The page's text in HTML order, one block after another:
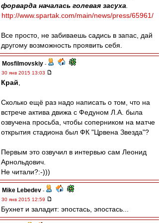
форварда началась голевая засуха
http://www.spartak.com/main/news/press/65961/
Все просто, не забиваешь садись в запас, дай
другому возможность проявить себя.
Mosfilmovskiy -
30 янв 2015 13:03
Край
Сколько ещё раз надо написать о том, что на
встрече актива движа с Федуном Л.А. была
озвучена просьба, чтобы соперником на матче
открытия стадиона был ФК "Црвена Звезда"?
Первым это озвучил в интервью сам Леонид
Арнольдович.
Не читали?:-)))
Mike Lebedev -
30 янв 2015 12:59
Бухнет и заладит: эпостась, эпостась...